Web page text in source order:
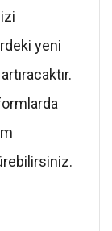
yeni